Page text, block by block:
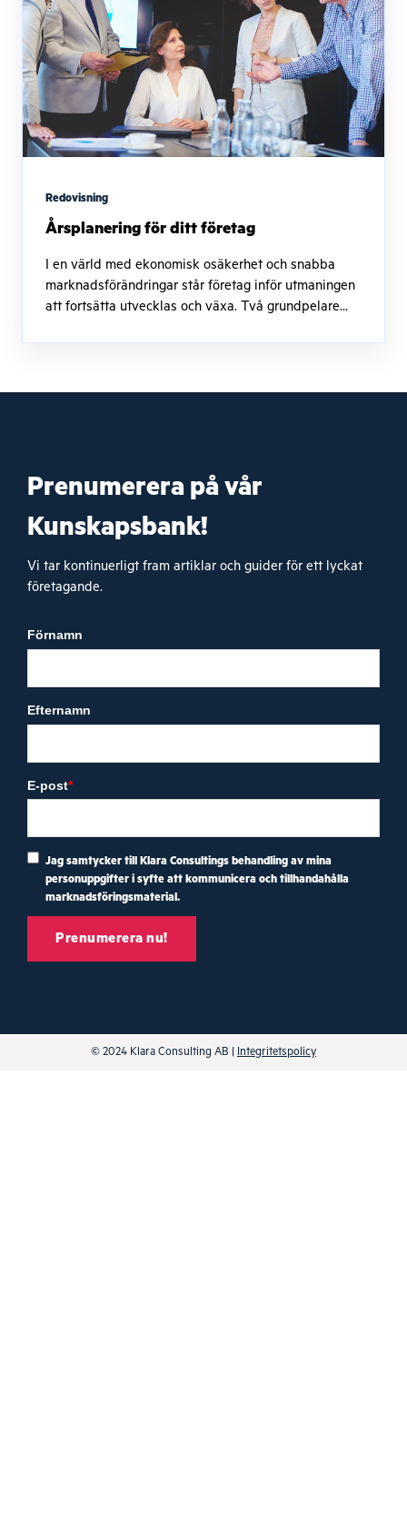
Redovisning
Årsplanering för ditt företag
I en värld med ekonomisk osäkerhet och snabba
marknadsförändringar står företag inför utmaningen
att fortsätta utvecklas och växa. Två grundpelare...
Prenumerera på vår
Kunskapsbank!
Vi tar kontinuerligt fram artiklar och guider för ett lyckat
företagande.
Förnamn
Efternamn
E-post*
Jag samtycker till Klara Consultings behandling av mina
personuppgifter i syfte att kommunicera och tillhandahålla
marknadsföringsmaterial.
© 2024 Klara Consulting AB | Integritetspolicy